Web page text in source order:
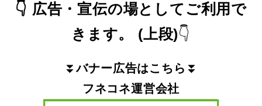
👇 広告・宣伝の場としてご利用で
きます。
(上段)👇
⏬バナー広告はこちら ⏬
フネコネ運営会社